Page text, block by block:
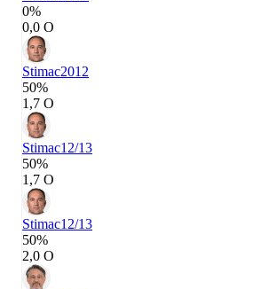
0%
0,0 О
Stimac2012
50%
1,7 О
Stimac12/13
50%
1,7 О
Stimac12/13
50%
2,0 О